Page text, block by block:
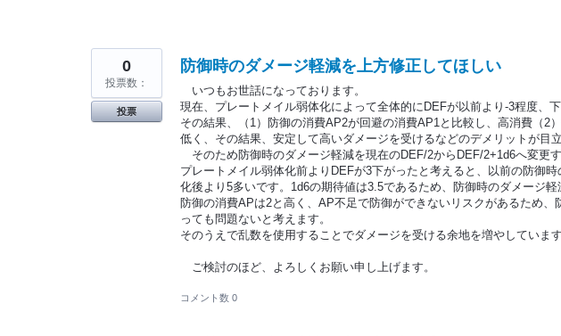
防御時のダメージ軽減を上方修正してほしい
いつもお世話になっております。
現在、プレートメイル弱体化によって全体的にDEFが以前より-3程度、下
その結果、（1）防御の消費AP2が回避の消費AP1と比較し、高消費（2
低く、その結果、安定して高いダメージを受けるなどのデメリットが目
そのため防御時のダメージ軽減を現在のDEF/2からDEF/2+1d6へ変更す
プレートメイル弱体化前よりDEFが3下がったと考えると、以前の防御
化後より5多いです。1d6の期待値は3.5であるため、防御時のダメージ軽
防御の消費APは2と高く、AP不足で防御ができないリスクがあるため、
っても問題ないと考えます。
そのうえで乱数を使用することでダメージを受ける余地を増やしています
ご検討のほど、よろしくお願い申し上げます。
0
投票数：
投票
コメント数 0